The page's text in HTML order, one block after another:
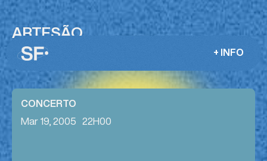
+ INFO
ARTESÃO
JOSÉ MIGUEL PINTO + RODRIGO PINHEIRO
CONCERTO
Mar 19, 2005 22H00